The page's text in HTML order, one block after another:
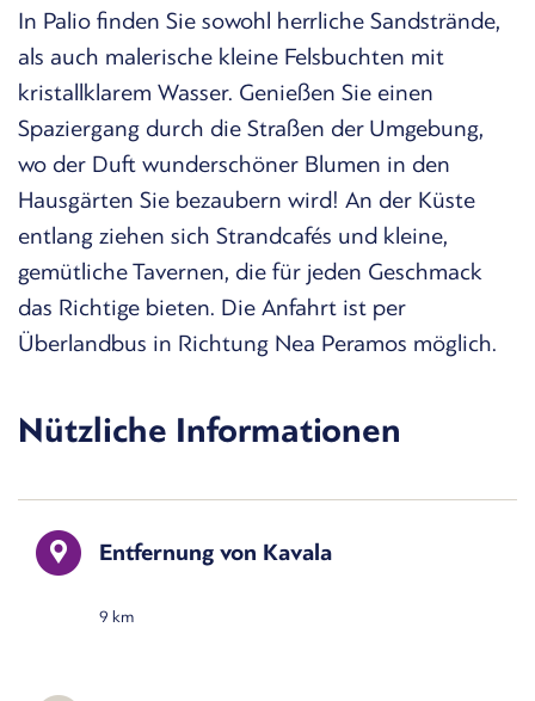
In Palio finden Sie sowohl herrliche Sandstrände,
als auch malerische kleine Felsbuchten mit
kristallklarem Wasser. Genießen Sie einen
Spaziergang durch die Straßen der Umgebung,
wo der Duft wunderschöner Blumen in den
Hausgärten Sie bezaubern wird! An der Küste
entlang ziehen sich Strandcafés und kleine,
gemütliche Tavernen, die für jeden Geschmack
das Richtige bieten. Die Anfahrt ist per
Überlandbus in Richtung Nea Peramos möglich.
Nützliche Informationen
Entfernung von Kavala
9 km